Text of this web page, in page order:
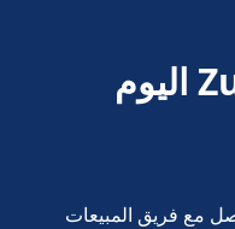
مع فريق المبيعات